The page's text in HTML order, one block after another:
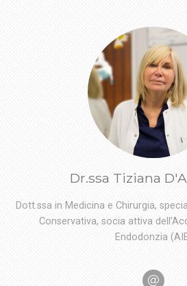
Dr.ssa Tiziana
Dott.ssa in Medicina e Chirurgia,
Conservativa, socia attiva
Endodonzia